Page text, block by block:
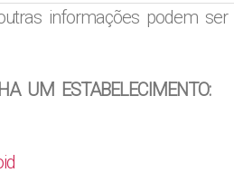
informações podem ser
UM ESTABELECIMENTO: